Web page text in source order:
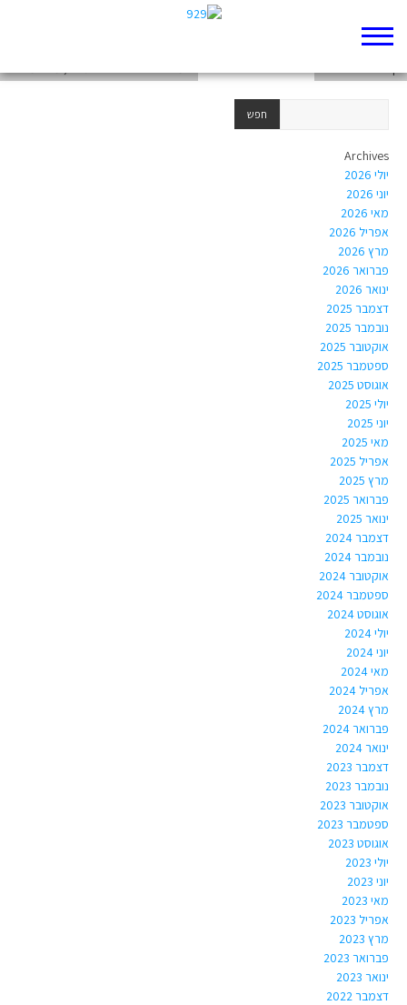
Archives
יולי 2026
יוני 2026
מאי 2026
אפריל 2026
מרץ 2026
פברואר 2026
ינואר 2026
דצמבר 2025
נובמבר 2025
אוקטובר 2025
ספטמבר 2025
אוגוסט 2025
יולי 2025
יוני 2025
מאי 2025
אפריל 2025
מרץ 2025
פברואר 2025
ינואר 2025
דצמבר 2024
נובמבר 2024
אוקטובר 2024
ספטמבר 2024
אוגוסט 2024
יולי 2024
יוני 2024
מאי 2024
אפריל 2024
מרץ 2024
פברואר 2024
ינואר 2024
דצמבר 2023
נובמבר 2023
אוקטובר 2023
ספטמבר 2023
אוגוסט 2023
יולי 2023
יוני 2023
מאי 2023
אפריל 2023
מרץ 2023
פברואר 2023
ינואר 2023
דצמבר 2022